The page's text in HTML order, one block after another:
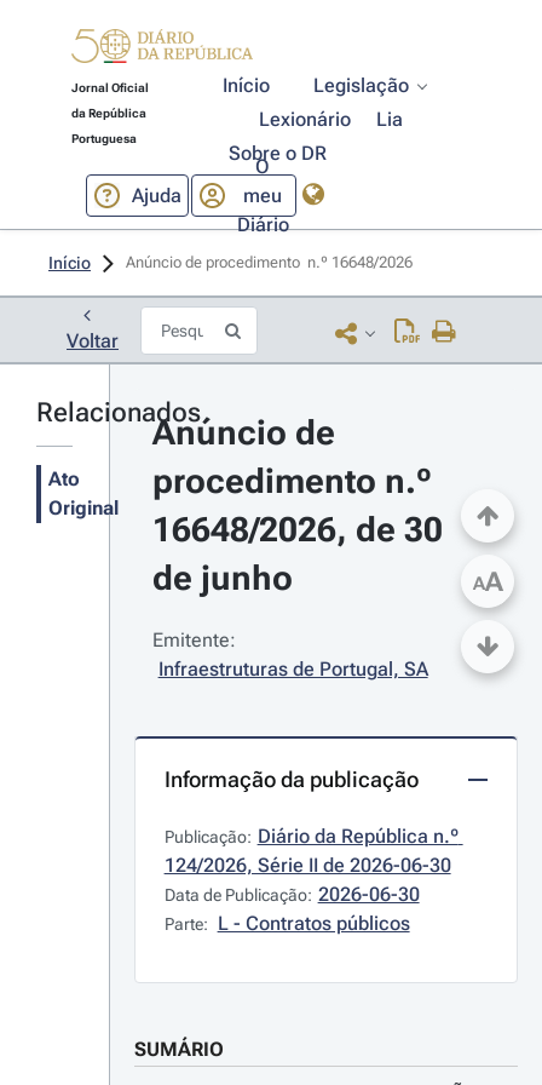
Jornal Oficial
da República
Portuguesa
Início
Legislação
Lexionário
Lia
Sobre o DR
Ajuda
O
meu
Diário
Início Anúncio de procedimento  n.º 16648/2026
Voltar
Relacionados
Ato
Original
Anúncio de
procedimento n.º
16648/2026, de 30
de junho
Emitente:
Infraestruturas de Portugal, SA
Informação da publicação
Publicação: Diário da República n.º
124/2026, Série II de 2026-06-30
Data de Publicação: 2026-06-30
Parte: L - Contratos públicos
SUMÁRIO
AA